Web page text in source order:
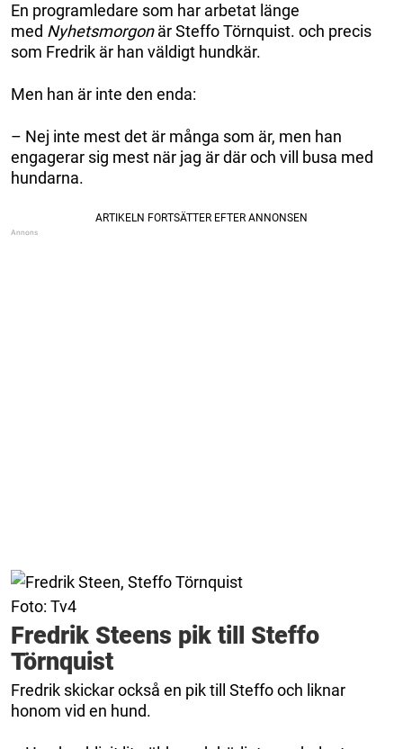
En programledare som har arbetat länge
med Nyhetsmorgonär Steffo Törnquist. och precis
som Fredrik är han väldigt hundkär.
Men han är inte den enda:
– Nej inte mest det är många som är, men han
engagerar sig mest när jag är där och vill busa med
hundarna.
Foto: Tv4
Fredrik Steens pik till Steffo
Törnquist
Fredrik skickar också en pik till Steffo och liknar
honom vid en hund.